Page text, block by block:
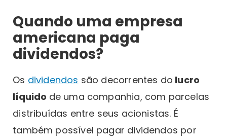
Quando uma empresa
americana paga
dividendos?
Os dividendos são decorrentes do lucro
líquido de uma companhia, com parcelas
distribuídas entre seus acionistas. É
também possível pagar dividendos por